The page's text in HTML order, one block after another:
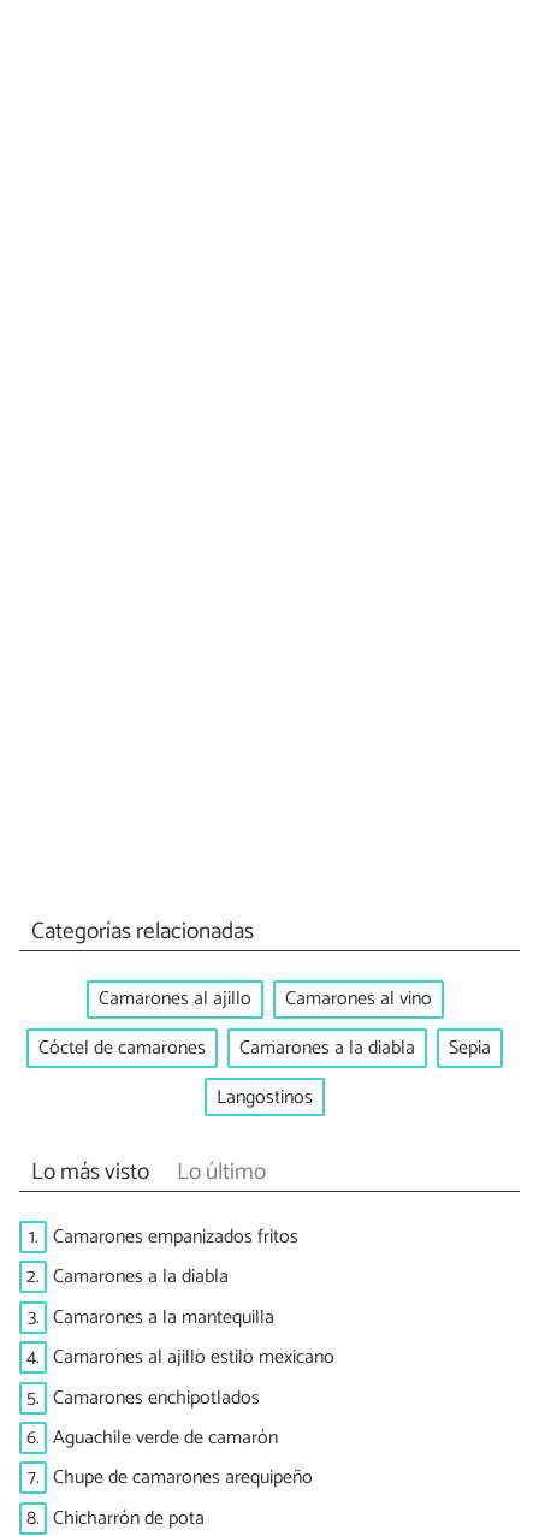
Categorías relacionadas
Camarones al ajillo
Camarones al vino
Cóctel de camarones
Camarones a la diabla
Sepia
Langostinos
Lo más visto Lo último
1. Camarones empanizados fritos
2. Camarones a la diabla
3. Camarones a la mantequilla
4. Camarones al ajillo estilo mexicano
5. Camarones enchipotlados
6. Aguachile verde de camarón
7. Chupe de camarones arequipeño
8. Chicharrón de pota